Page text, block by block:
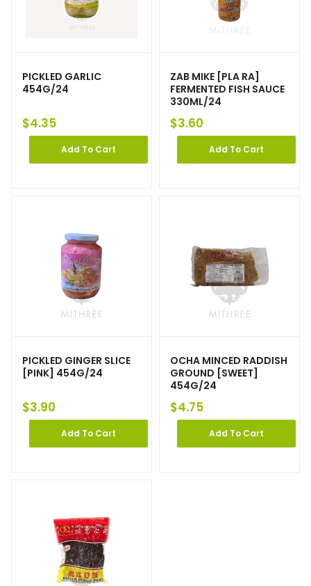
PICKLED GARLIC
454G/24
$4.35
Add To Cart
ZAB MIKE [PLA RA]
FERMENTED FISH SAUCE
330ML/24
$3.60
Add To Cart
PICKLED GINGER SLICE
[PINK] 454G/24
$3.90
Add To Cart
OCHA MINCED RADDISH
GROUND [SWEET]
454G/24
$4.75
Add To Cart